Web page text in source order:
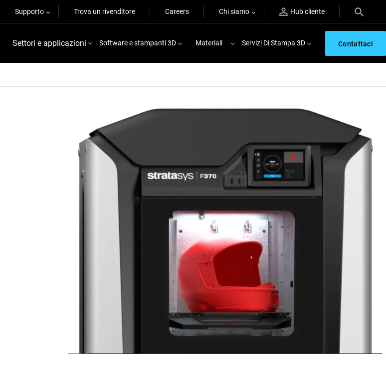
Supporto Trova un rivenditore Careers Chi siamo Hub cliente
Settori e applicazioni Software e stampanti 3D Materiali Servizi Di Stampa 3D Contattaci